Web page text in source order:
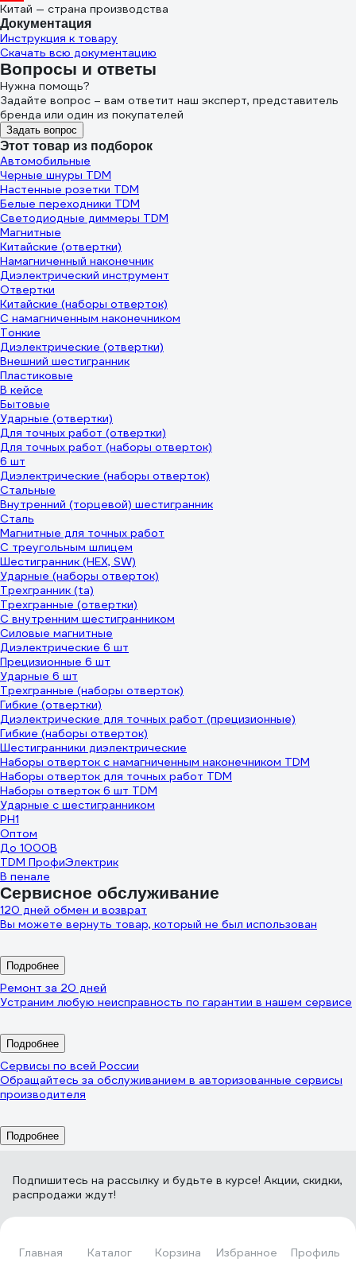
Главная Каталог Корзина Избранное Профиль
Китай — страна производства
Документация
Инструкция к товару
Скачать всю документацию
Вопросы и ответы
Нужна помощь?
Задайте вопрос – вам ответит наш эксперт, представитель
бренда или один из покупателей
Задать вопрос
Этот товар из подборок
Автомобильные
Черные шнуры TDM
Настенные розетки TDM
Белые переходники TDM
Светодиодные диммеры TDM
Магнитные
Китайские (отвертки)
Намагниченный наконечник
Диэлектрический инструмент
Отвертки
Китайские (наборы отверток)
C намагниченным наконечником
Тонкие
Диэлектрические (отвертки)
Внешний шестигранник
Пластиковые
В кейсе
Бытовые
Ударные (отвертки)
Для точных работ (отвертки)
Для точных работ (наборы отверток)
6 шт
Диэлектрические (наборы отверток)
Стальные
Внутренний (торцевой) шестигранник
Сталь
Магнитные для точных работ
С треугольным шлицем
Шестигранник (HEX, SW)
Ударные (наборы отверток)
Трехгранник (ta)
Трехгранные (отвертки)
С внутренним шестигранником
Силовые магнитные
Диэлектрические 6 шт
Прецизионные 6 шт
Ударные 6 шт
Трехгранные (наборы отверток)
Гибкие (отвертки)
Диэлектрические для точных работ (прецизионные)
Гибкие (наборы отверток)
Шестигранники диэлектрические
Наборы отверток с намагниченным наконечником TDM
Наборы отверток для точных работ TDM
Наборы отверток 6 шт TDM
Ударные с шестигранником
PH1
Оптом
До 1000В
TDM ПрофиЭлектрик
В пенале
Сервисное обслуживание
120 дней обмен и возврат
Вы можете вернуть товар, который не был использован
Подробнее
Ремонт за 20 дней
Устраним любую неисправность по гарантии в нашем сервисе
Подробнее
Сервисы по всей России
Обращайтесь за обслуживанием в авторизованные сервисы
производителя
Подробнее
Подпишитесь на рассылку и будьте в курсе! Акции, скидки,
распродажи ждут!